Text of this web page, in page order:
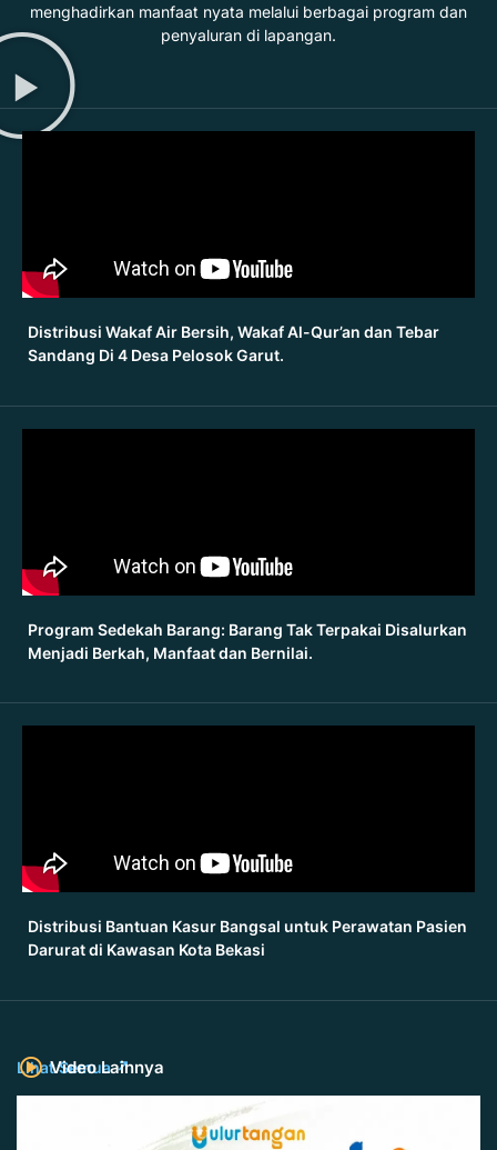
menghadirkan manfaat nyata melalui berbagai program dan
penyaluran di lapangan.
Distribusi Wakaf Air Bersih, Wakaf Al-Qur’an dan Tebar
Sandang Di 4 Desa Pelosok Garut.
Program Sedekah Barang: Barang Tak Terpakai Disalurkan
Menjadi Berkah, Manfaat dan Bernilai.
Distribusi Bantuan Kasur Bangsal untuk Perawatan Pasien
Darurat di Kawasan Kota Bekasi
Lihat Semua ↗️
Video Lainnya